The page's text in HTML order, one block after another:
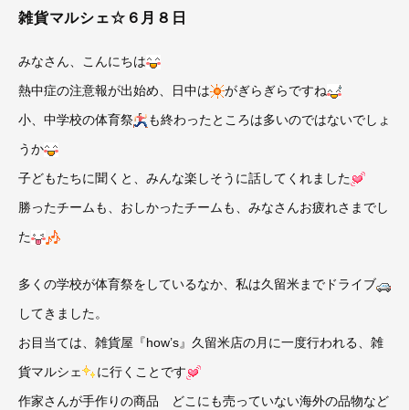
雑貨マルシェ☆６月８日
みなさん、こんにちは
熱中症の注意報が出始め、日中は
がぎらぎらですね
小、中学校の体育祭
も終わったところは多いのではないでしょ
うか
子どもたちに聞くと、みんな楽しそうに話してくれました
勝ったチームも、おしかったチームも、みなさんお疲れさまでし
た
多くの学校が体育祭をしているなか、私は久留米までドライブ
してきました。
お目当ては、雑貨屋『how’s』久留米店の月に一度行われる、雑
貨マルシェ
に行くことです
作家さんが手作りの商品 どこにも売っていない海外の品物など